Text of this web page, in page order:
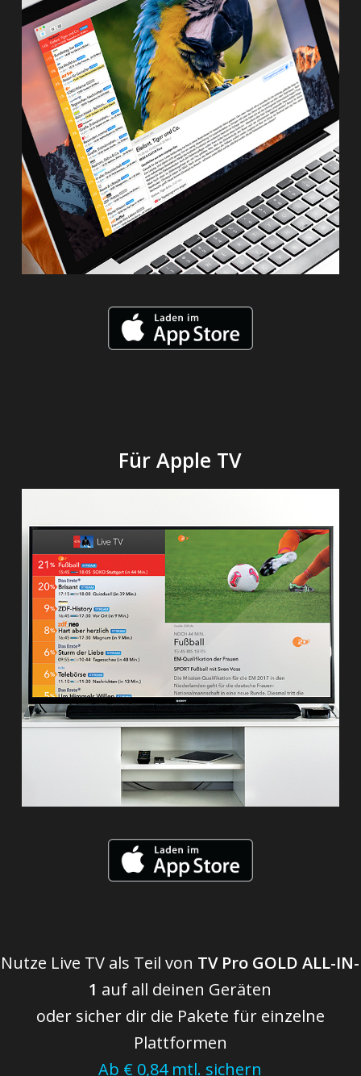
Für Apple TV
Nutze Live TV als Teil von TV Pro GOLD ALL-IN-
1 auf all deinen Geräten
oder sicher dir die Pakete für einzelne
Plattformen
Ab € 0,84 mtl. sichern